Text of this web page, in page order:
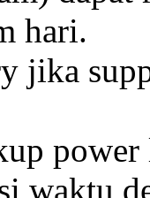
hari.
jika
waktu